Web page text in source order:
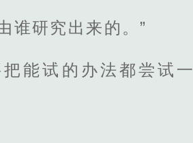
谁研究出来的。”
能试的办法都尝试一